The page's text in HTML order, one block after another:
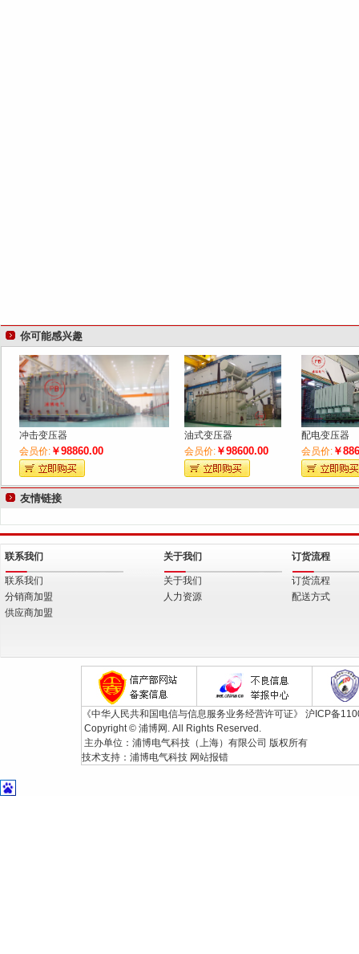
你可能感兴趣
冲击变压器
会员价:￥98860.00
油式变压器
会员价: ￥98600.00
配电变压器
会员价: ￥
友情链接
联系我们
联系我们
分销商加盟
供应商加盟
关于我们
关于我们
人力资源
订货流程
订货流程
配送方式
《中华人民共和国电信与信息服务业务经营许可证》 沪ICP备
Copyright © 浦博网. All Rights Reserved.
主办单位：浦博电气科技（上海）有限公司 版权所有
技术支持： 浦博电气科技 网站报错